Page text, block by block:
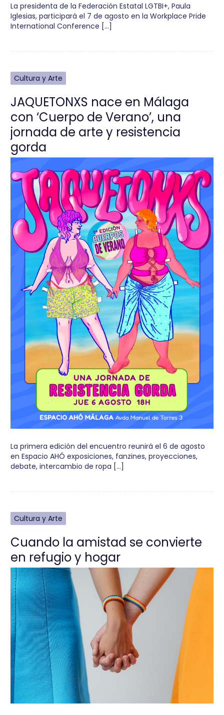
La presidenta de la Federación Estatal LGTBI+, Paula
Iglesias, participará el 7 de agosto en la Workplace Pride
International Conference […]
Cultura y Arte
JAQUETONXS nace en Málaga
con ‘Cuerpo de Verano’, una
jornada de arte y resistencia
gorda
La primera edición del encuentro reunirá el 6 de agosto
en Espacio AHÓ exposiciones, fanzines, proyecciones,
debate, intercambio de ropa […]
Cultura y Arte
Cuando la amistad se convierte
en refugio y hogar